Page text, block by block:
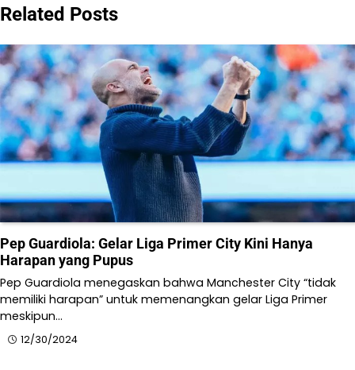
Related Posts
Pep Guardiola: Gelar Liga Primer City Kini Hanya
Harapan yang Pupus
Pep Guardiola menegaskan bahwa Manchester City “tidak
memiliki harapan” untuk memenangkan gelar Liga Primer
meskipun…
12/30/2024